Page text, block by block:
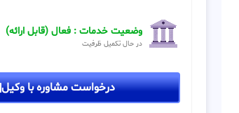
وضعیت خدمات : فعال (قابل ارائه)
در حال تکمیل ظرفیت
درخواست مشاوره با وکیل